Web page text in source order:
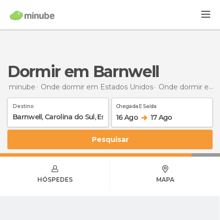
Dormir em Barnwell
minube Onde dormir em Estados Unidos Onde dormir em Carolina do Sul
Destino Chegada E Saída
16 Ago 17 Ago
Pesquisar
HÓSPEDES MAPA